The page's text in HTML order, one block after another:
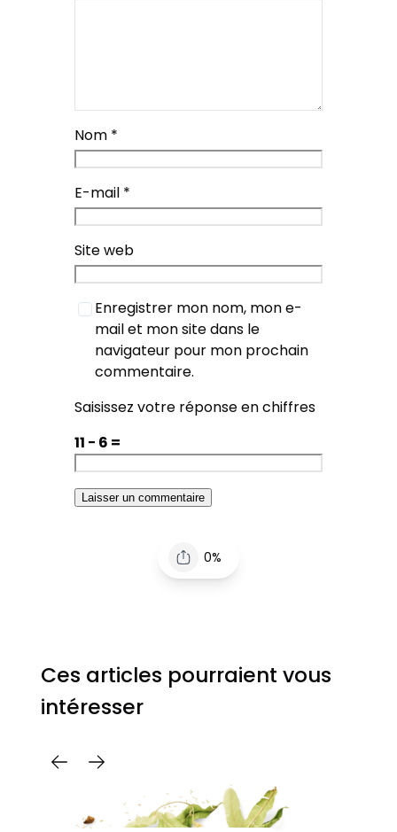
Nom *
E-mail *
Site web
Enregistrer mon nom, mon e-
mail et mon site dans le
navigateur pour mon prochain
commentaire.
Saisissez votre réponse en chiffres
11 − 6 =
0%
Ces articles pourraient vous
intéresser